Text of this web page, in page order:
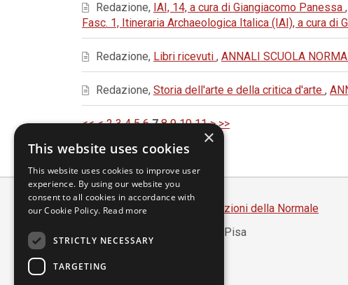
Redazione, IAI, 14, a cura di Giangiacomo Panessa ,
Fasc. 1, Itineraria Archaeologica Italica (IAI), a cura di
Redazione, Libri ricevuti , ANNALI SCUOLA
Redazione, Storia dell'arte e della critica d'arte ,
<< < 2 3 4 5 6 7 8 9 10 11 > >>
Scuola Normale Superiore
Edizioni della Normale
Piazza dei Cavalieri, 7 - 56126 Pisa
Partita IVA 00420000507
×
This website uses cookies
This website uses cookies to improve user
experience. By using our website you
consent to all cookies in accordance with
our Cookie Policy. Read more
STRICTLY NECESSARY
TARGETING